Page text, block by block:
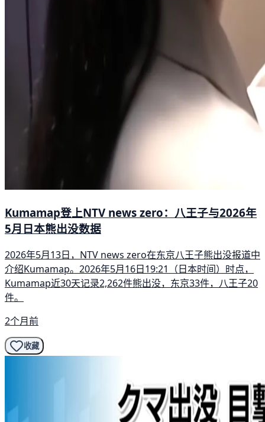
Kumamap登上NTV news zero：八王子与2026年
5月日本熊出没数据
2026年5月13日，NTV news zero在东京八王子熊出没报道中
介绍Kumamap。2026年5月16日19:21（日本时间）时点，
Kumamap近30天记录2,262件熊出没，东京33件，八王子20
件。
2个月前
收藏